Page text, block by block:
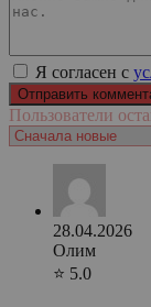
Я согласен с
Пользователи
28.04.2026
Олим
⭐ 5.0